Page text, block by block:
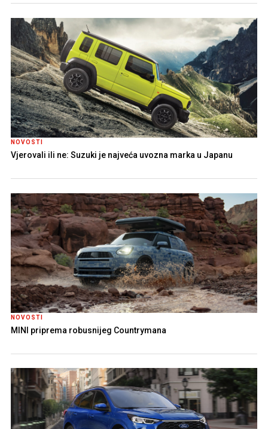
NOVOSTI
Vjerovali ili ne: Suzuki je najveća uvozna marka u Japanu
NOVOSTI
MINI priprema robusnijeg Countrymana